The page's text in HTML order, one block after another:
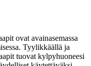
ovat avainasemassa
Tyylikkäällä ja
tuovat kylpyhuoneesi